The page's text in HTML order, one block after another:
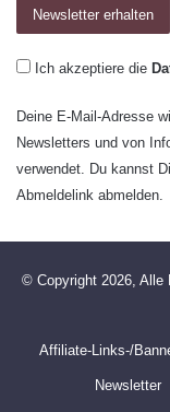
Ich akzeptiere die
Deine E-Mail-Adresse
Newsletters und von
verwendet. Du kannst
Abmeldelink abmelden.
© Copyright 2026,
Affiliate-Links-/
Newsletter